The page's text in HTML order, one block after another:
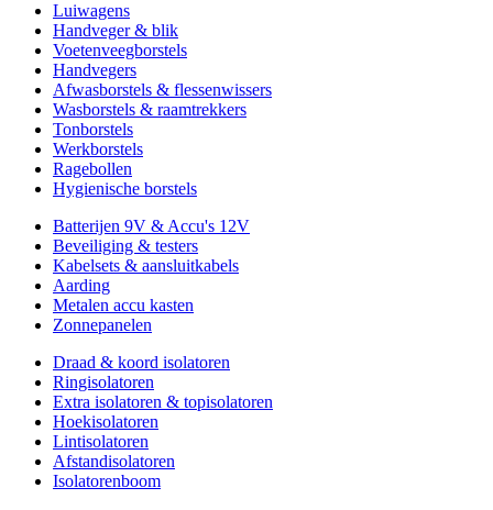
Luiwagens
Handveger & blik
Voetenveegborstels
Handvegers
Afwasborstels & flessenwissers
Wasborstels & raamtrekkers
Tonborstels
Werkborstels
Ragebollen
Hygienische borstels
Batterijen 9V & Accu's 12V
Beveiliging & testers
Kabelsets & aansluitkabels
Aarding
Metalen accu kasten
Zonnepanelen
Draad & koord isolatoren
Ringisolatoren
Extra isolatoren & topisolatoren
Hoekisolatoren
Lintisolatoren
Afstandisolatoren
Isolatorenboom